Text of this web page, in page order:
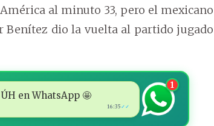
al minuto 33, pero el mexicano
Benítez dio la vuelta al partido jugado
en WhatsApp 🤩
16:35 ✓✓
1